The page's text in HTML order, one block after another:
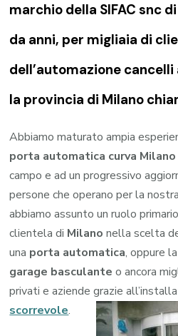
marchio della SIFAC snc
da anni, per migliaia di
dell’automazione
la provincia di Milano
Abbiamo maturato ampia
porta automatica curva Milano
campo e ad un progressivo
persone che operano per la
abbiamo assunto un ruolo
clientela di Milano nella scelta
una porta automatica, oppure la
garage basculante o ancora
privati e aziende grazie
scorrevole.